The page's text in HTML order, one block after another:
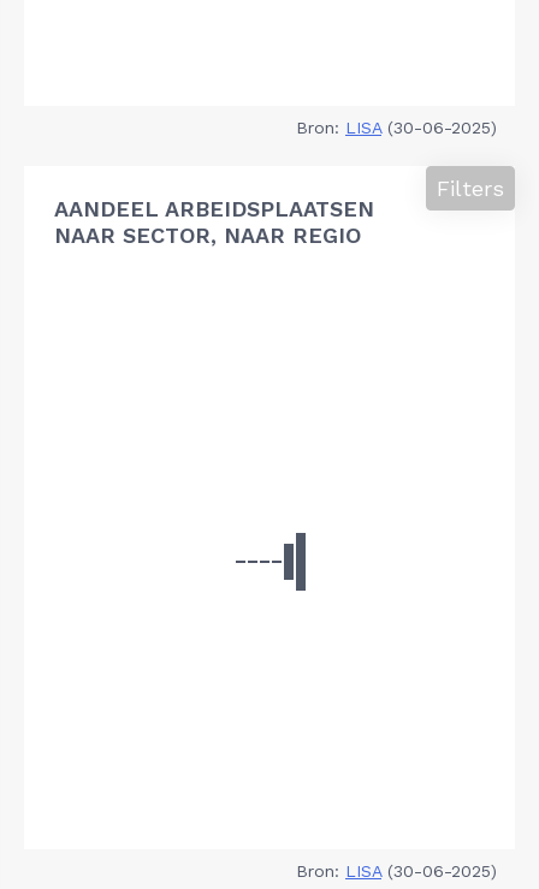
Bron: LISA(30-06-2025)
AANDEEL ARBEIDSPLAATSEN
NAAR SECTOR, NAAR REGIO
Filters
Bron: LISA(30-06-2025)